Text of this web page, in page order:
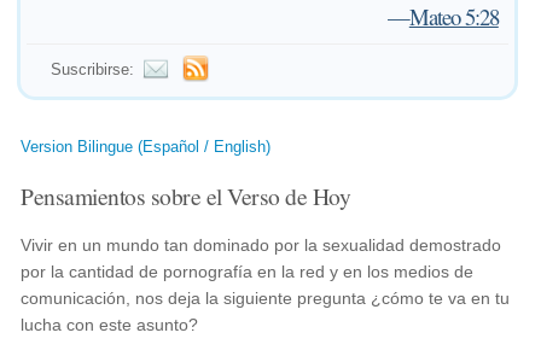
—Mateo 5:28
Suscribirse:
Version Bilingue (Español / English)
Pensamientos sobre el Verso de Hoy
Vivir en un mundo tan dominado por la sexualidad demostrado
por la cantidad de pornografía en la red y en los medios de
comunicación, nos deja la siguiente pregunta ¿cómo te va en tu
lucha con este asunto?